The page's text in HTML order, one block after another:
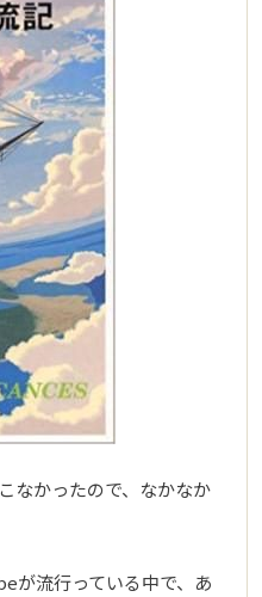
なかったので、なかなか
が流行っている中で、あ